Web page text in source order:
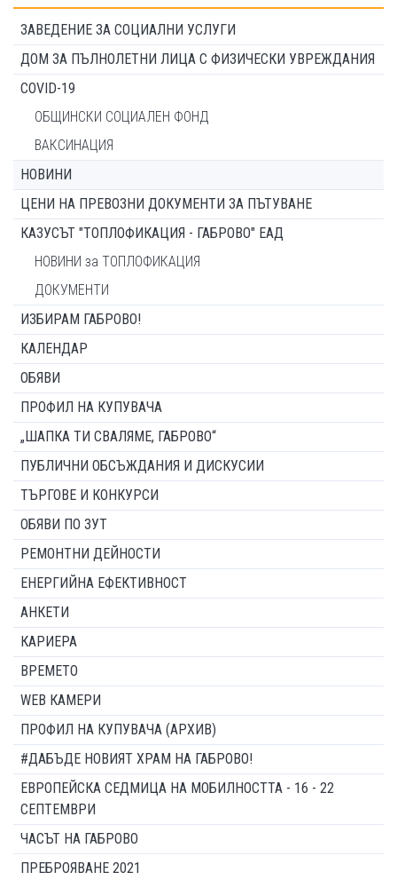
ЗАВЕДЕНИЕ ЗА СОЦИАЛНИ УСЛУГИ
ДОМ ЗА ПЪЛНОЛЕТНИ ЛИЦА С ФИЗИЧЕСКИ УВРЕЖДАНИЯ
COVID-19
ОБЩИНСКИ СОЦИАЛЕН ФОНД
ВАКСИНАЦИЯ
НОВИНИ
ЦЕНИ НА ПРЕВОЗНИ ДОКУМЕНТИ ЗА ПЪТУВАНЕ
КАЗУСЪТ "ТОПЛОФИКАЦИЯ - ГАБРОВО" ЕАД
НОВИНИ за ТОПЛОФИКАЦИЯ
ДОКУМЕНТИ
ИЗБИРАМ ГАБРОВО!
КАЛЕНДАР
ОБЯВИ
ПРОФИЛ НА КУПУВАЧА
„ШАПКА ТИ СВАЛЯМЕ, ГАБРОВО“
ПУБЛИЧНИ ОБСЪЖДАНИЯ И ДИСКУСИИ
ТЪРГОВЕ И КОНКУРСИ
ОБЯВИ ПО ЗУТ
РЕМОНТНИ ДЕЙНОСТИ
ЕНЕРГИЙНА ЕФЕКТИВНОСТ
АНКЕТИ
КАРИЕРА
ВРЕМЕТО
WEB КАМЕРИ
ПРОФИЛ НА КУПУВАЧА (АРХИВ)
#ДАБЪДЕ НОВИЯТ ХРАМ НА ГАБРОВО!
ЕВРОПЕЙСКА СЕДМИЦА НА МОБИЛНОСТТА - 16 - 22
СЕПТЕМВРИ
ЧАСЪТ НА ГАБРОВО
ПРЕБРОЯВАНЕ 2021